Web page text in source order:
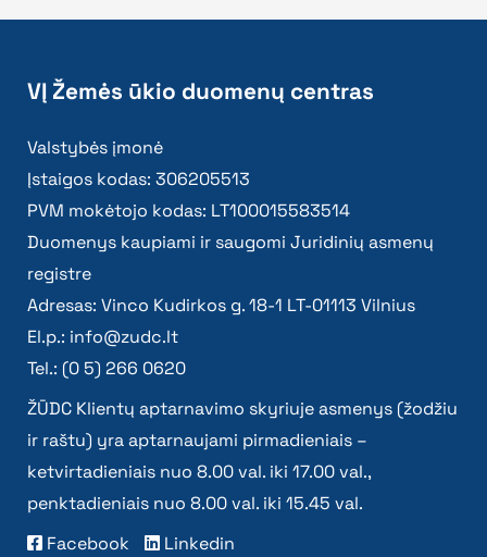
VĮ Žemės ūkio duomenų centras
Valstybės įmonė
Įstaigos kodas: 306205513
PVM mokėtojo kodas: LT100015583514
Duomenys kaupiami ir saugomi Juridinių asmenų
registre
Adresas: Vinco Kudirkos g. 18-1 LT-01113 Vilnius
El.p.: info@zudc.lt
Tel.: (0 5) 266 0620
ŽŪDC Klientų aptarnavimo skyriuje asmenys (žodžiu
ir raštu) yra aptarnaujami pirmadieniais –
ketvirtadieniais nuo 8.00 val. iki 17.00 val.,
penktadieniais nuo 8.00 val. iki 15.45 val.
Facebook
Linkedin